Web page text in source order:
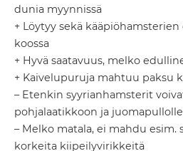
dunia myynnissä
+ Löytyy sekä
koossa
+ Hyvä saatavuus, melko
+ Kaivelupuruja mahtuu paksu
– Etenkin syyrianhamsterit
pohjalaatikkoon ja
– Melko matala, ei mahdu esim.
korkeita kiipeilyvirikkeitä